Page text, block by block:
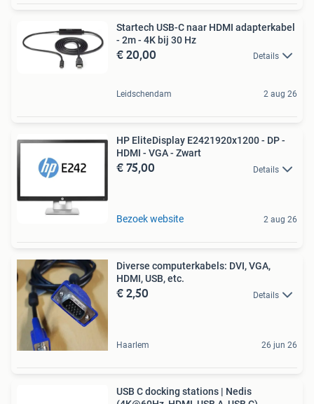
Startech USB-C naar HDMI adapterkabel
- 2m - 4K bij 30 Hz
€ 20,00 Details
Leidschendam 2 aug 26
HP EliteDisplay E2421920x1200 - DP -
HDMI - VGA - Zwart
€ 75,00 Details
Bezoek website 2 aug 26
Diverse computerkabels: DVI, VGA,
HDMI, USB, etc.
€ 2,50 Details
Haarlem 26 jun 26
USB C docking stations | Nedis